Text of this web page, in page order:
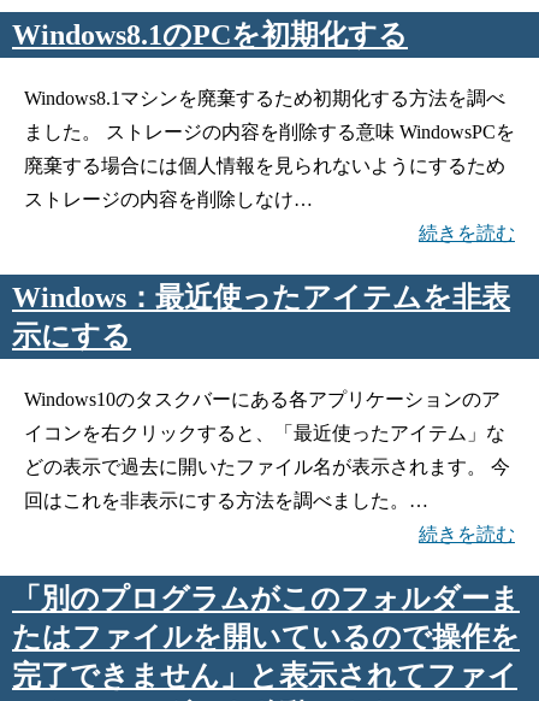
Windows8.1のPCを初期化する
Windows8.1マシンを廃棄するため初期化する方法を調べ
ました。 ストレージの内容を削除する意味 WindowsPCを
廃棄する場合には個人情報を見られないようにするため
ストレージの内容を削除しなけ…
続きを読む
Windows：最近使ったアイテムを非表
示にする
Windows10のタスクバーにある各アプリケーションのア
イコンを右クリックすると、「最近使ったアイテム」な
どの表示で過去に開いたファイル名が表示されます。 今
回はこれを非表示にする方法を調べました。…
続きを読む
「別のプログラムがこのフォルダーま
たはファイルを開いているので操作を
完了できません」と表示されてファイ